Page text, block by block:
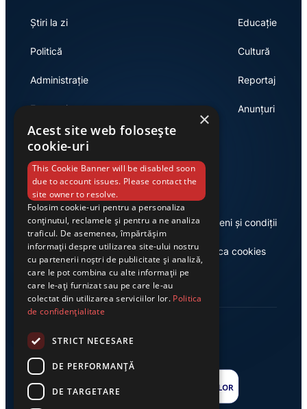
Știri la zi
Politică
Administrație
Economie
Educație
Cultură
Reportaj
Anunțuri
Link-uri utile
Despre noi
Casa de editură Exclusiv
Termeni și condiții
Politica cookies
×
Acest site web folosește
cookie-uri
This Cookie Banner will be disabled soon
due to account issues. Please contact the
site owner to resolve.
Folosim cookie-uri pentru a personaliza
conținutul, reclamele și pentru a ne analiza
traficul. De asemenea, împărtășim
informații despre utilizarea site-ului nostru
cu partenerii noștri de publicitate și analiză,
care le pot combina cu alte informații pe
care le-ați furnizat sau pe care le-au
colectat din utilizarea serviciilor lor. Politica
de confidențialitate
STRICT NECESARE
DE PERFORMANȚĂ
DE TARGETARE